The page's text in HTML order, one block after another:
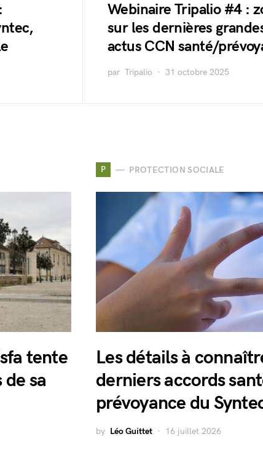
Webinaire Tripalio #4 :
sur les dernières
actus CCN santé/
par Tripalio 31 octobre 2025
tente
sa
P PROTECTION SOCIALE
Les détails à
derniers accords
prévoyance du
by Léo Guittet 16 juillet 2026